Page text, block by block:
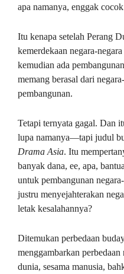
apa namanya, enggak
Itu kenapa setelah Perang
kemerdekaan negara-
kemudian ada
memang berasal dari
pembangunan.
Tetapi ternyata gagal. Dan
lupa namanya—tapi judul
Drama Asia. Itu
banyak dana, ee, apa,
untuk pembangunan
justru menyejahterakan
letak kesalahannya?
Ditemukan perbedaan
menggambarkan
dunia, sesama manusia,